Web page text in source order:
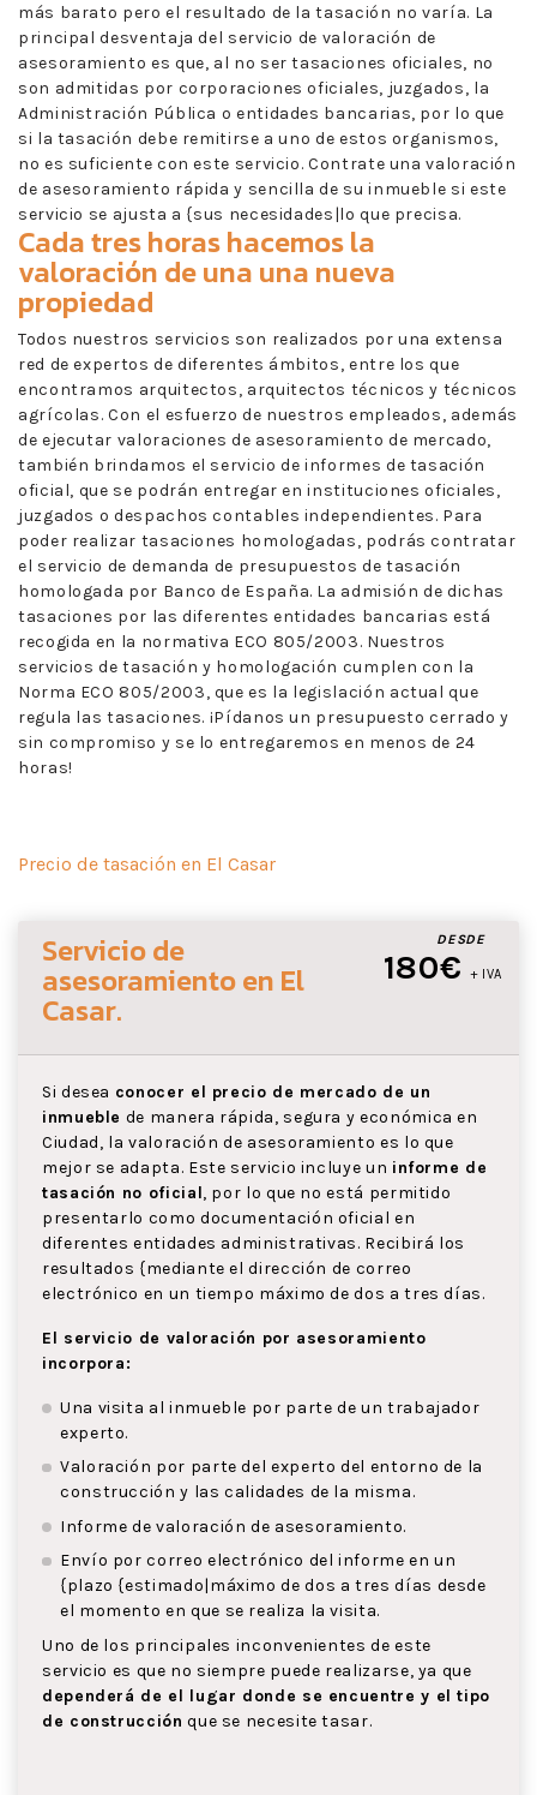
más barato pero el resultado de la tasación no varía. La
principal desventaja del servicio de valoración de
asesoramiento es que, al no ser tasaciones oficiales, no
son admitidas por corporaciones oficiales, juzgados, la
Administración Pública o entidades bancarias, por lo que
si la tasación debe remitirse a uno de estos organismos,
no es suficiente con este servicio. Contrate una valoración
de asesoramiento rápida y sencilla de su inmueble si este
servicio se ajusta a {sus necesidades|lo que precisa.
Cada tres horas hacemos la
valoración de una una nueva
propiedad
Todos nuestros servicios son realizados por una extensa
red de expertos de diferentes ámbitos, entre los que
encontramos arquitectos, arquitectos técnicos y técnicos
agrícolas. Con el esfuerzo de nuestros empleados, además
de ejecutar valoraciones de asesoramiento de mercado,
también brindamos el servicio de informes de tasación
oficial, que se podrán entregar en instituciones oficiales,
juzgados o despachos contables independientes. Para
poder realizar tasaciones homologadas, podrás contratar
el servicio de demanda de presupuestos de tasación
homologada por Banco de España. La admisión de dichas
tasaciones por las diferentes entidades bancarias está
recogida en la normativa ECO 805/2003. Nuestros
servicios de tasación y homologación cumplen con la
Norma ECO 805/2003, que es la legislación actual que
regula las tasaciones. ¡Pídanos un presupuesto cerrado y
sin compromiso y se lo entregaremos en menos de 24
horas!
Precio de tasación en El Casar
DESDE
180€ + IVA
Servicio de
asesoramientoen El
Casar.
Si desea conocer el precio de mercado de un
inmueble de manera rápida, segura y económica en
Ciudad, la valoración de asesoramiento es lo que
mejor se adapta. Este servicio incluye un informe de
tasación no oficial, por lo que no está permitido
presentarlo como documentación oficial en
diferentes entidades administrativas. Recibirá los
resultados {mediante el dirección de correo
electrónico en un tiempo máximo de dos a tres días.
El servicio de valoración por asesoramiento
incorpora:
Una visita al inmueble por parte de un trabajador
experto.
Valoración por parte del experto del entorno de la
construcción y las calidades de la misma.
Informe de valoración de asesoramiento.
Envío por correo electrónico del informe en un
{plazo {estimado|máximo de dos a tres días desde
el momento en que se realiza la visita.
Uno de los principales inconvenientes de este
servicio es que no siempre puede realizarse, ya que
dependerá de el lugar donde se encuentre y el tipo
de construcción que se necesite tasar.